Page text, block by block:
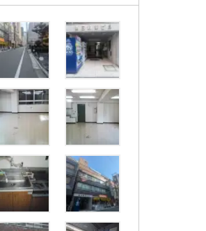
名古屋のクリニックを探す